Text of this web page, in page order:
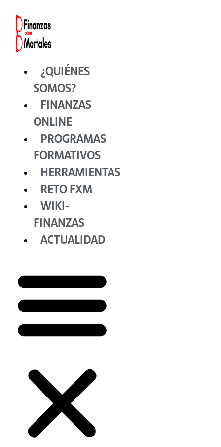
contenido
¿QUIÉNES
SOMOS?
FINANZAS
ONLINE
PROGRAMAS
FORMATIVOS
HERRAMIENTAS
RETO FXM
WIKI-
FINANZAS
ACTUALIDAD